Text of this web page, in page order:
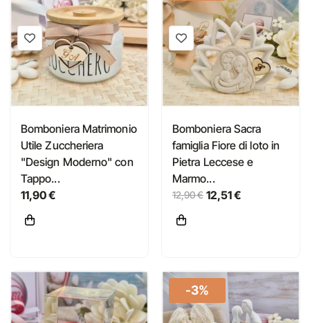
Bomboniera Matrimonio
Utile Zuccheriera
"Design Moderno" con
Tappo...
11,90 €
Bomboniera Sacra
famiglia Fiore di loto in
Pietra Leccese e
Marmo...
12,90 € 12,51 €
-3%